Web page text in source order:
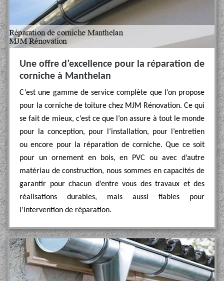
Une offre d’excellence pour la réparation de
corniche à Manthelan
C’est une gamme de service complète que l’on propose
pour la corniche de toiture chez MJM Rénovation. Ce qui
se fait de mieux, c’est ce que l’on assure à tout le monde
pour la conception, pour l’installation, pour l’entretien
ou encore pour la réparation de corniche. Que ce soit
pour un ornement en bois, en PVC ou avec d’autre
matériau de construction, nous sommes en capacités de
garantir pour chacun d’entre vous des travaux et des
réalisations durables, mais aussi fiables pour
l’intervention de réparation.